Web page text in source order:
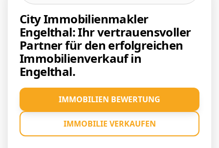
City Immobilienmakler
Engelthal: Ihr vertrauensvoller
Partner für den erfolgreichen
Immobilienverkauf in
Engelthal.
IMMOBILIEN BEWERTUNG
IMMOBILIE VERKAUFEN